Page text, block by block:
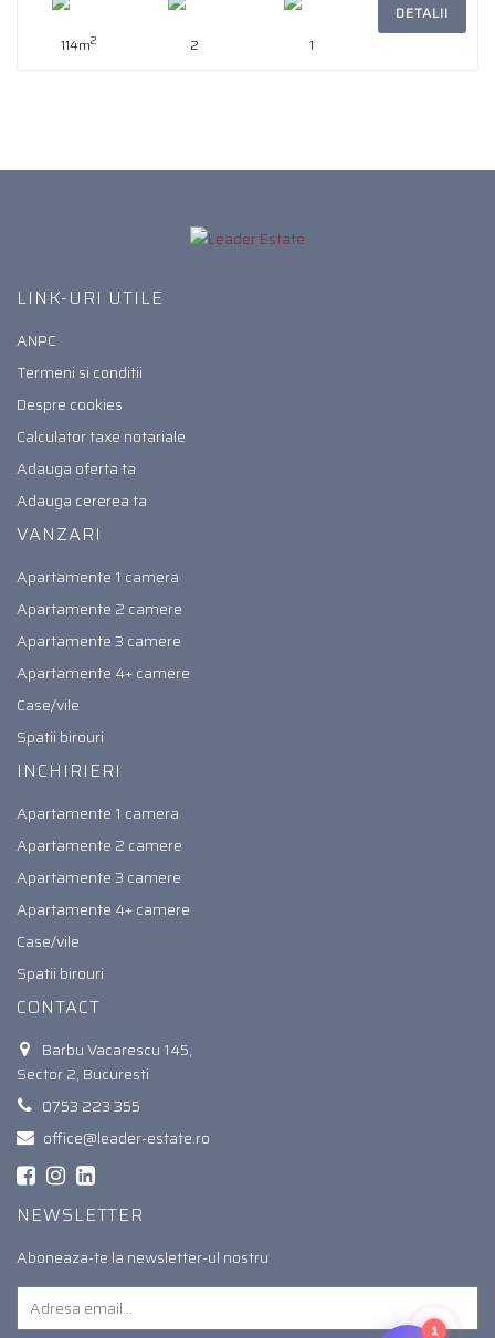
114m2 2 1
DETALII
LINK-URI UTILE
ANPC
Termeni si conditii
Despre cookies
Calculator taxe notariale
Adauga oferta ta
Adauga cererea ta
VANZARI
Apartamente 1 camera
Apartamente 2 camere
Apartamente 3 camere
Apartamente 4+ camere
Case/vile
Spatii birouri
INCHIRIERI
Apartamente 1 camera
Apartamente 2 camere
Apartamente 3 camere
Apartamente 4+ camere
Case/vile
Spatii birouri
CONTACT
Barbu Vacarescu 145,
Sector 2, Bucuresti
0753 223 355
office@leader-estate.ro
NEWSLETTER
Aboneaza-te la newsletter-ul nostru
1